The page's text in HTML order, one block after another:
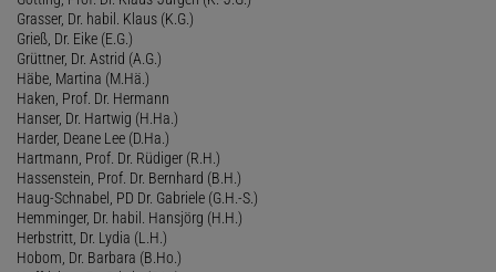
Grasser, Dr. habil. Klaus (K.G.)
Grieß, Dr. Eike (E.G.)
Grüttner, Dr. Astrid (A.G.)
Häbe, Martina (M.Hä.)
Haken, Prof. Dr. Hermann
Hanser, Dr. Hartwig (H.Ha.)
Harder, Deane Lee (D.Ha.)
Hartmann, Prof. Dr. Rüdiger (R.H.)
Hassenstein, Prof. Dr. Bernhard (B.H.)
Haug-Schnabel, PD Dr. Gabriele (G.H.-S.)
Hemminger, Dr. habil. Hansjörg (H.H.)
Herbstritt, Dr. Lydia (L.H.)
Hobom, Dr. Barbara (B.Ho.)